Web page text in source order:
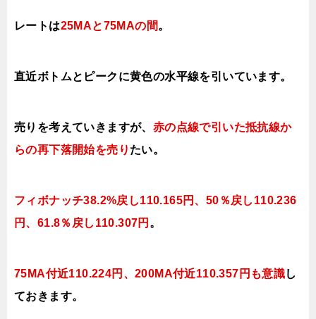
レートは25MAと75MAの間。
直近ボトムとピークに黄色の水平線を引いています。
売りを考えていきますが、 赤の点線で引いた抵抗線か
らの再下落開始を売り たい。
フィボナッチ38.2%戻し110.165円、50％戻し110.236
円、61.8％戻し110.307円 。
75MA付近110.224円、200MA付近110.357円も意識し
ておきます。